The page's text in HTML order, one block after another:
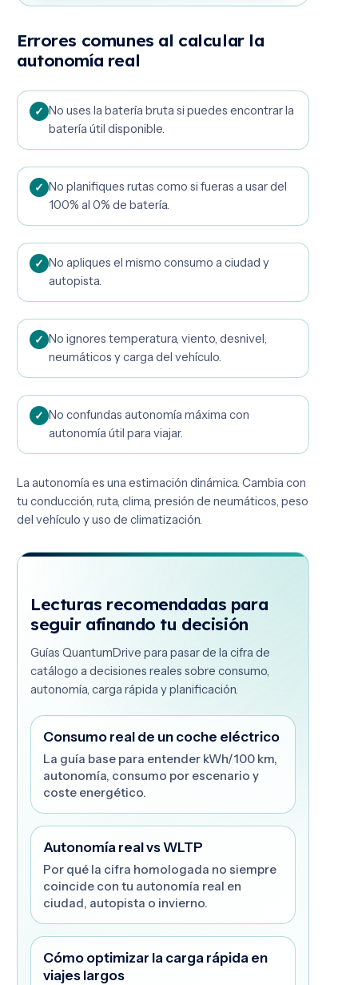
Errores comunes al calcular la
autonomía real
No uses la batería bruta si puedes encontrar la
batería útil disponible.
No planifiques rutas como si fueras a usar del
100% al 0% de batería.
No apliques el mismo consumo a ciudad y
autopista.
No ignores temperatura, viento, desnivel,
neumáticos y carga del vehículo.
No confundas autonomía máxima con
autonomía útil para viajar.
La autonomía es una estimación dinámica. Cambia con
tu conducción, ruta, clima, presión de neumáticos, peso
del vehículo y uso de climatización.
Lecturas recomendadas para
seguir afinando tu decisión
Guías QuantumDrive para pasar de la cifra de
catálogo a decisiones reales sobre consumo,
autonomía, carga rápida y planificación.
Consumo real de un coche eléctrico
La guía base para entender kWh/100 km,
autonomía, consumo por escenario y
coste energético.
Autonomía real vs WLTP
Por qué la cifra homologada no siempre
coincide con tu autonomía real en
ciudad, autopista o invierno.
Cómo optimizar la carga rápida en
viajes largos